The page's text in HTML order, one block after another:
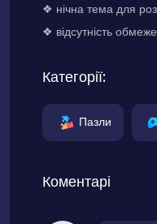
❖ нічна тема для
❖ відсутність
Категорії:
Пазли
Коментарі